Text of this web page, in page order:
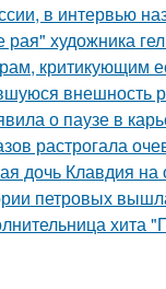
в интервью
художника
критикующим
внешность
о паузе в
растрогала
дочь Клавдия
петровых
хита